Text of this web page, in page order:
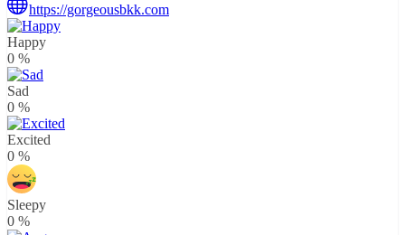
https://gorgeousbkk.com
Happy
0 %
Sad
0 %
Excited
0 %
Sleepy
0 %